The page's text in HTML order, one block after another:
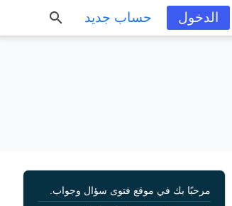
الدخول حساب جديد
مرحبًا بك في موقع فتوى سؤال وجواب.